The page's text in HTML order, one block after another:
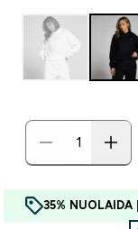
35% NUOLAIDA